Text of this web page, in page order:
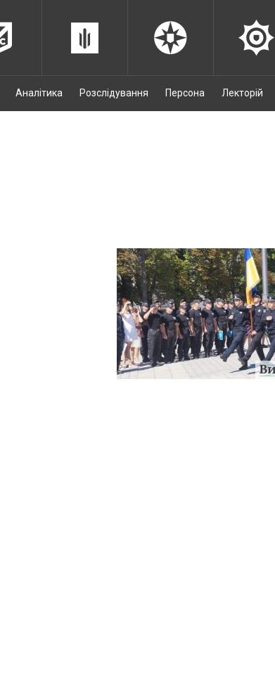
Аналітика Розслідування Персона Лекторій